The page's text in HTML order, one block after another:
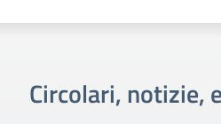
Circolari, notizie,